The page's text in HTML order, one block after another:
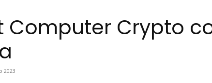
Computer Crypto
2023